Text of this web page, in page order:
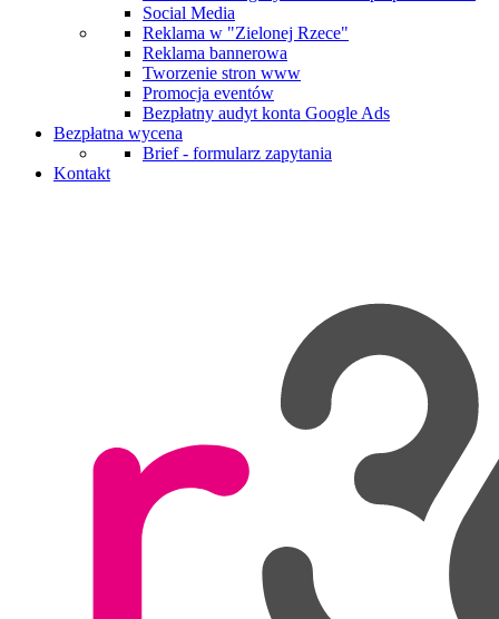
Social Media
Reklama w "Zielonej Rzece"
Reklama bannerowa
Tworzenie stron www
Promocja eventów
Bezpłatny audyt konta Google Ads
Bezpłatna wycena
Brief - formularz zapytania
Kontakt